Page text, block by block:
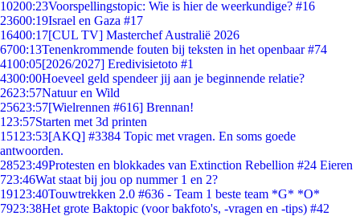
10200:23Voorspellingstopic: Wie is hier de weerkundige? #16
23600:19Israel en Gaza #17
16400:17[CUL TV] Masterchef Australië 2026
6700:13Tenenkrommende fouten bij teksten in het openbaar #74
4100:05[2026/2027] Eredivisietoto #1
4300:00Hoeveel geld spendeer jij aan je beginnende relatie?
2623:57Natuur en Wild
25623:57[Wielrennen #616] Brennan!
1 23:57Starten met 3d printen
151 23:53[AKQ] #3384 Topic met vragen. En soms goede
antwoorden.
28523:49Protesten en blokkades van Extinction Rebellion #24 Eieren
723:46Wat staat bij jou op nummer 1 en 2?
191 23:40Touwtrekken 2.0 #636 - Team 1 beste team *G* *O*
7923:38Het grote Baktopic (voor bakfoto's, -vragen en -tips) #42